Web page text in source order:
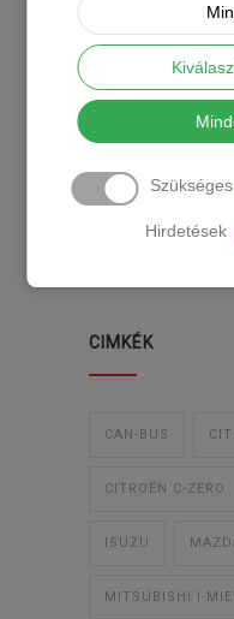
Szükséges
Hirdetések
KATEGÓRIA
TEMPOMAT
UTÓLAGOS
CIMKÉK
CAN-BUS
CITROËN C-ZERO
ISUZU
MITSUBISHI I-